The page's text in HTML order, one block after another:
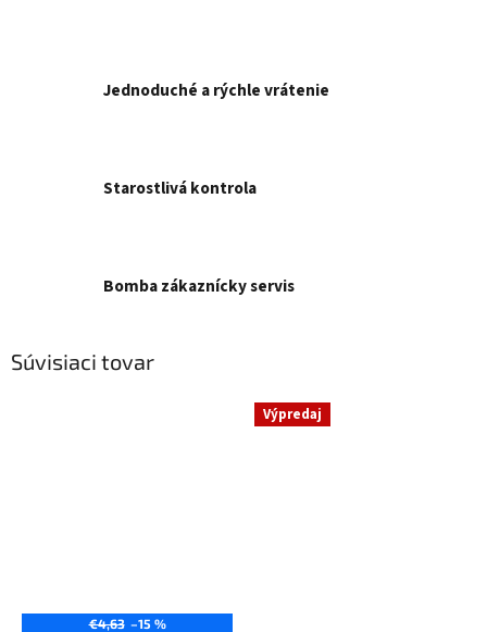
Jednoduché a rýchle vrátenie
Starostlivá kontrola
Bomba zákaznícky servis
Súvisiaci tovar
€4,63 –15 %
Výpredaj